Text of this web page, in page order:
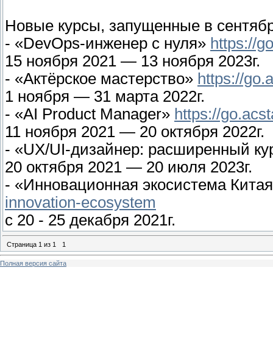
Новые курсы, запущенные в
- «DevOps-инженер с нуля» https://
15 ноября 2021 — 13 ноября 2023г.
- «Актёрское мастерство» https://
1 ноября — 31 марта 2022г.
- «AI Product Manager» https://
11 ноября 2021 — 20 октября 2022г.
- «UX/UI-дизайнер: расширенный
20 октября 2021 — 20 июля 2023г.
- «Инновационная экосистема
innovation-ecosystem
с 20 - 25 декабря 2021г.
Страница 1 из 1 1
Полная версия сайта